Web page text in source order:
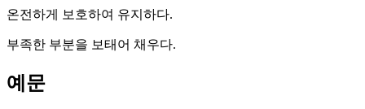
온전하게 보호하여 유지하다.
부족한 부분을 보태어 채우다.
예문